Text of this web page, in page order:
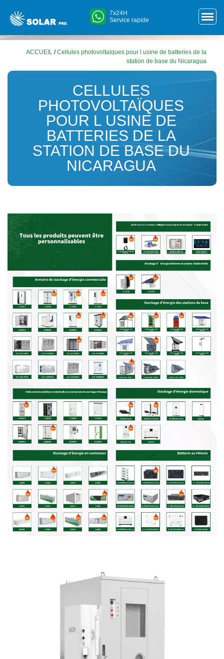
7x24H
Service rapide
ACCUEIL /Cellules photovoltaïques pour l usine de batteries de la
station de base du Nicaragua
CELLULES
PHOTOVOLTAÏQUES
POUR L USINE DE
BATTERIES DE LA
STATION DE BASE DU
NICARAGUA